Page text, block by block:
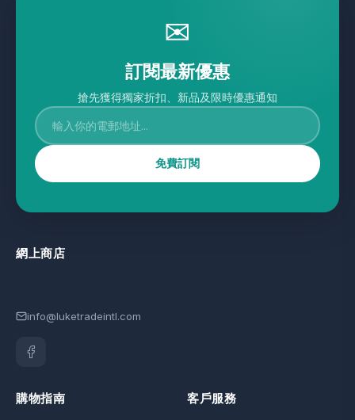
✉
訂閱最新優惠
搶先獲得獨家折扣、新品及限時優惠通知
免費訂閱
網上商店
info@luketradeintl.com
購物指南 客戶服務